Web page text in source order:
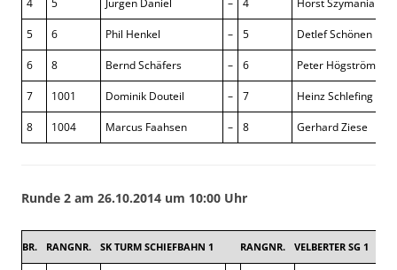
4 5 Jürgen Daniel – 4 Horst Szymaniak
5 6 Phil Henkel – 5 Detlef Schönen
6 8 Bernd Schäfers – 6 Peter Högström
7 1001 Dominik Douteil – 7 Heinz Schlefing
8 1004 Marcus Faahsen – 8 Gerhard Ziese
Runde 2 am 26.10.2014 um 10:00 Uhr
BR. RANGNR. SK TURM SCHIEFBAHN 1 RANGNR. VELBERTER SG 1